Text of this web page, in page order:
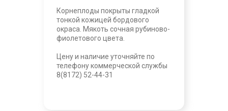
Корнеплоды покрыты гладкой
тонкой кожицей бордового
окраса. Мякоть сочная рубиново-
фиолетового цвета.
Цену и наличие уточняйте по
телефону коммерческой службы
8(8172) 52-44-31